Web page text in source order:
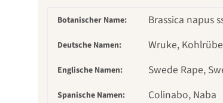
Botanischer Name: Brassica napus
Deutsche Namen: Wruke,
Englische Namen: Swede Rape,
Spanische Namen: Colinabo, Naba